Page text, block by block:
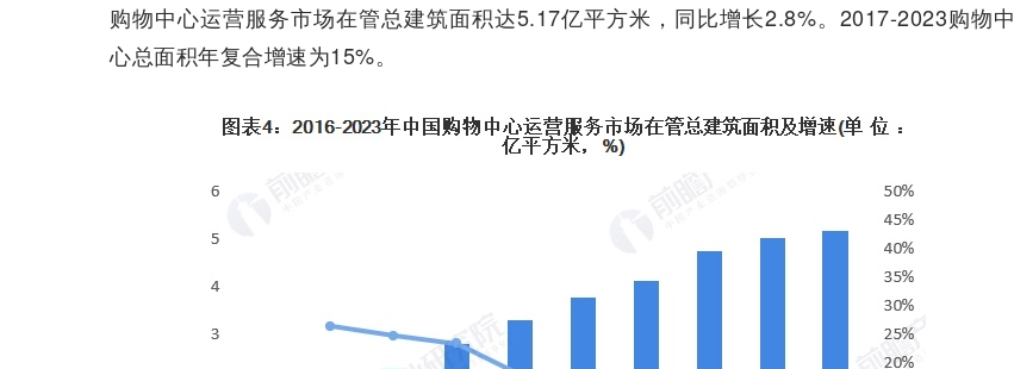
购物中心运营服务市场在管总建筑面积达5.17亿平方米，同比增长2.8%。2017-2023购物中
心总面积年复合增速为15%。